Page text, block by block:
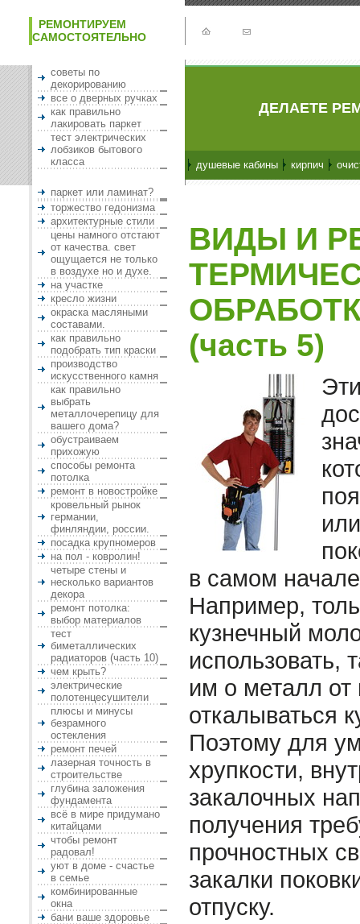
РЕМОНТИРУЕМ
САМОСТОЯТЕЛЬНО
советы по
декорированию
все о дверных ручках
как правильно
лакировать паркет
тест электрических
лобзиков бытового
класса
ДЕЛАЕТЕ
душевые кабины кирпич
паркет или ламинат?
торжество гедонизма
архитектурные стили
цены намного отстают
от качества. свет
ощущается не только
в воздухе но и духе.
на участке
кресло жизни
окраска масляными
составами.
как правильно
подобрать тип краски
производство
искусственного камня
как правильно
выбрать
металлочерепицу для
вашего дома?
обустраиваем
прихожую
способы ремонта
потолка
ремонт в новостройке
кровельный рынок
германии,
финляндии, россии.
посадка крупномеров
на пол - ковролин!
четыре стены и
несколько вариантов
декора
ремонт потолка:
выбор материалов
тест
биметаллических
радиаторов (часть 10)
чем крыть?
электрические
полотенцесушители
плюсы и минусы
безрамного
остекления
ремонт печей
лазерная точность в
строительстве
глубина заложения
фундамента
всё в мире придумано
китайцами
чтобы ремонт
радовал!
уют в доме - счастье
в семье
комбинированные
окна
бани ваше здоровье
ВИДЫ И
(часть 5)
в самом
Например,
кузнечный
использовать,
им о металл от
откалываться
Поэтому для
хрупкости,
закалочных
получения
прочностных
закалки
отпуску.